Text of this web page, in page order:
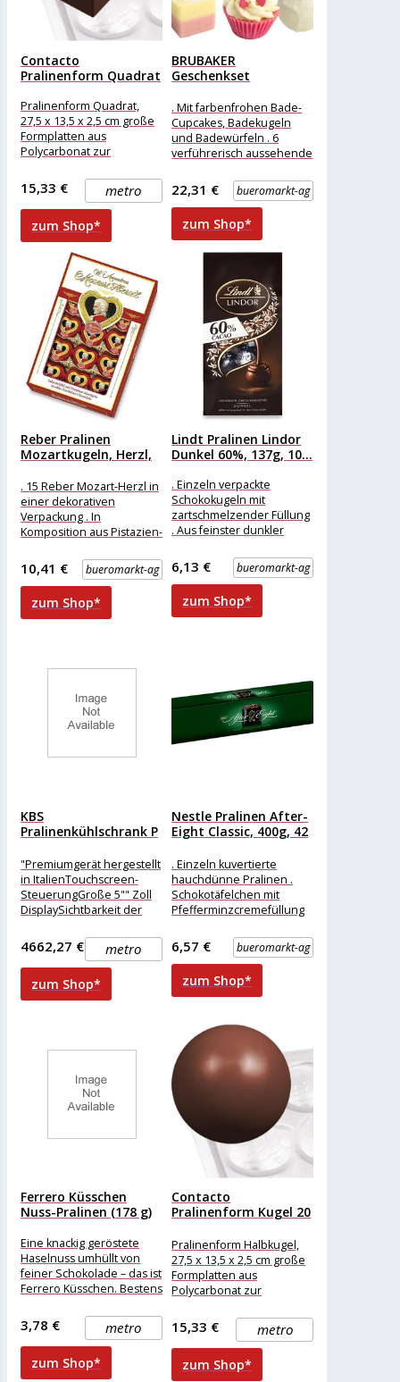
Contacto
Pralinenform Quadrat
Pralinenform Quadrat,
27,5 x 13,5 x 2,5 cm große
Formplatten aus
Polycarbonat zur
metro
15,33 €
zum Shop*
BRUBAKER
Geschenkset
und Hearts,
Badepralinen-Set,...
. Mit farbenfrohen Bade-
Cupcakes, Badekugeln
und Badewürfeln . 6
verführerisch aussehende
besondere Badeerlebnis .
Handgefertigt, vegan und
bueromarkt-ag
22,31 €
zum Shop*
Reber Pralinen
Mozartkugeln, Herzl,
. 15 Reber Mozart-Herzl in
einer dekorativen
Verpackung . In
Komposition aus Pistazien-
Pistazie und Sahne-Trüffel
. Umhüllt mit
bueromarkt-ag
10,41 €
zum Shop*
Lindt Pralinen Lindor
Dunkel 60%, 137g, 10...
. Einzeln verpackte
Schokokugeln mit
zartschmelzender Füllung
. Aus feinster dunkler
Kakaoanteil Merkmale:
Verpackung: einzeln
verpackt
bueromarkt-ag
6,13 €
zum Shop*
KBS
Pralinenkühlschrank P
"Premiumgerät hergestellt
in ItalienTouchscreen-
SteuerungGroße 5"" Zoll
DisplaySichtbarkeit der
und
LüftergeschwindigkeitLüftergeschwindigkeit
in 5 Stufen
einstellbarProgramme
Benutzer
metro
4662,27 €
zum Shop*
Nestle Pralinen After-
Eight Classic, 400g, 42
. Einzeln kuvertierte
hauchdünne Pralinen .
Schokotäfelchen mit
Pfefferminzcremefüllung
einzeln verpackt
Eigenschaft: ohne Alkohol
Ausführung: Geschenk
weitere
Produktinformationen:
bueromarkt-ag
6,57 €
zum Shop*
Ferrero Küsschen
Nuss-Pralinen (178 g)
Eine knackig geröstete
Haselnuss umhüllt von
feiner Schokolade – das ist
Ferrero Küsschen. Bestens
für Karneval /
metro
3,78 €
zum Shop*
Contacto
Pralinenform Kugel 20
Pralinenform Halbkugel,
27,5 x 13,5 x 2,5 cm große
Formplatten aus
Polycarbonat zur
metro
15,33 €
zum Shop*